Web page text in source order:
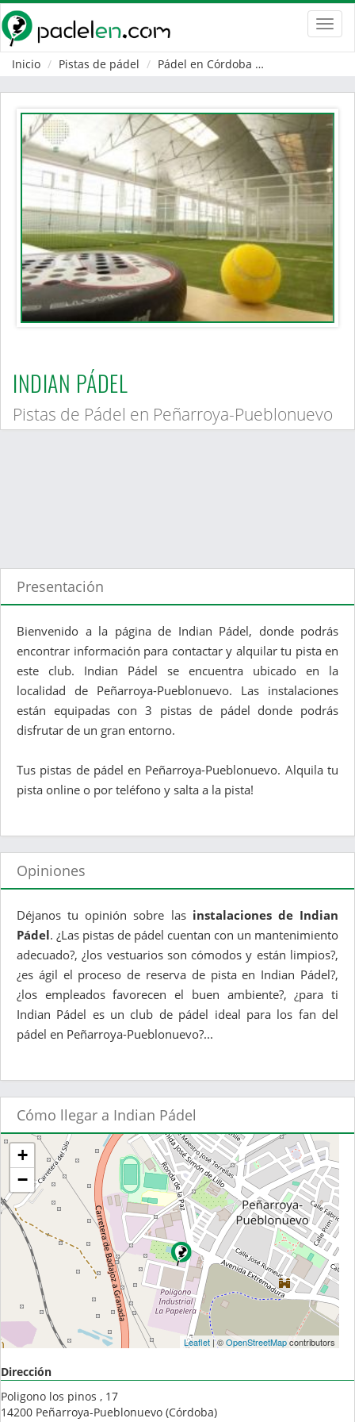
Inicio
Pistas de pádel Pádel en Córdoba
INDIAN PÁDEL
Pistas de Pádel en Peñarroya-Pueblonuevo
Presentación
Bienvenido a la página de Indian Pádel, donde podrás
encontrar información para contactar y alquilar tu pista en
este club. Indian Pádel se encuentra ubicado en la
localidad de Peñarroya-Pueblonuevo. Las instalaciones
están equipadas con 3 pistas de pádel donde podrás
disfrutar de un gran entorno.
Tus pistas de pádel en Peñarroya-Pueblonuevo. Alquila tu
pista online o por teléfono y salta a la pista!
Opiniones
Déjanos tu opinión sobre las instalaciones de Indian
Pádel. ¿Las pistas de pádel cuentan con un mantenimiento
adecuado?, ¿los vestuarios son cómodos y están limpios?,
¿es ágil el proceso de reserva de pista en Indian Pádel?,
¿los empleados favorecen el buen ambiente?, ¿para ti
Indian Pádel es un club de pádel ideal para los fan del
pádel en Peñarroya-Pueblonuevo?...
Cómo llegar a Indian Pádel
+
−
Leaflet| ©OpenStreetMapcontributors
Dirección
Poligono los pinos , 17
14200 Peñarroya-Pueblonuevo (Córdoba)